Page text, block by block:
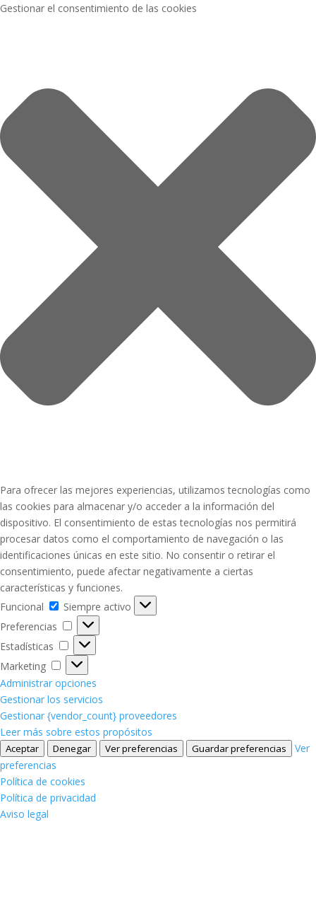
Gestionar el consentimiento de las cookies
Para ofrecer las mejores experiencias, utilizamos tecnologías como
las cookies para almacenar y/o acceder a la información del
dispositivo. El consentimiento de estas tecnologías nos permitirá
procesar datos como el comportamiento de navegación o las
identificaciones únicas en este sitio. No consentir o retirar el
consentimiento, puede afectar negativamente a ciertas
características y funciones.
Funcional
Funcional
Siempre activo
Preferencias
Preferencias
Estadísticas
Estadísticas
Marketing
Marketing
Administrar opciones
Gestionar los servicios
Gestionar {vendor_count} proveedores
Leer más sobre estos propósitos
Aceptar Denegar Ver preferencias Guardar preferencias
Ver
preferencias
Política de cookies
Política de privacidad
Aviso legal